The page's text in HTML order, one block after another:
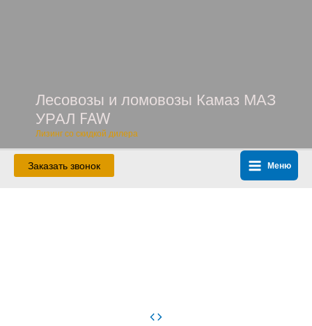
Лесовозы и ломовозы Камаз МАЗ
УРАЛ FAW
Лизинг со скидкой дилера
Заказать звонок
Main
Меню